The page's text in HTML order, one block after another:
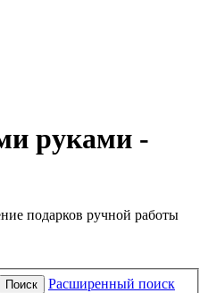
руками -
подарков ручной работы
Поиск Расширенный поиск